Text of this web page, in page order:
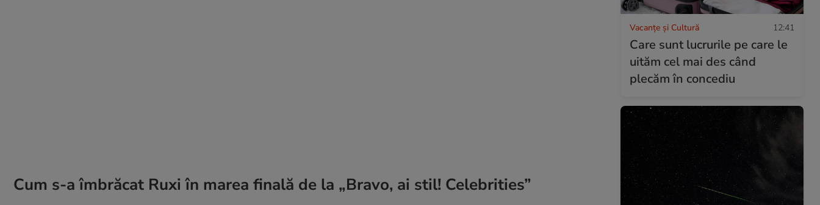
Cum s-a îmbrăcat Ruxi în marea finală de la „Bravo, ai stil! Celebrities”
Vacanțe și Cultură 12:41
Care sunt lucrurile pe care le
uităm cel mai des când
plecăm în concediu